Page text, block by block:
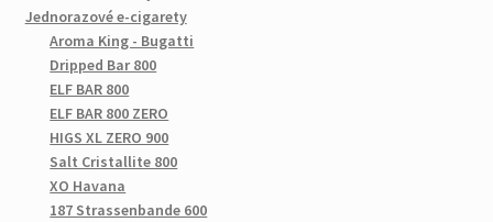
Jednorazové e-cigarety
Aroma King - Bugatti
Dripped Bar 800
ELF BAR 800
ELF BAR 800 ZERO
HIGS XL ZERO 900
Salt Cristallite 800
XO Havana
187 Strassenbande 600